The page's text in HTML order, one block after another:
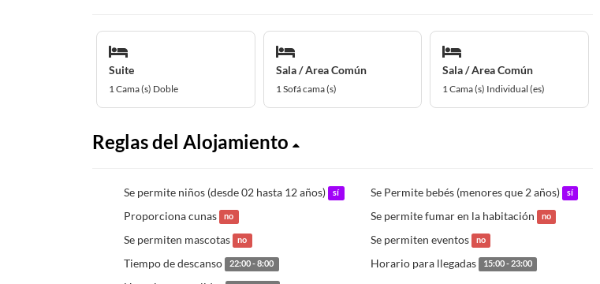
Suite
1 Cama (s) Doble
Sala / Area Común
1 Sofá cama (s)
Sala / Area Común
1 Cama (s) Individual (es)
Reglas del Alojamiento
Se permite niños (desde 02 hasta 12 años) sí Se Permite bebés (menores que 2 años) sí
Proporciona cunas no Se permite fumar en la habitación no
Se permiten mascotas no Se permiten eventos no
Tiempo de descanso 22:00 - 8:00 Horario para llegadas 15:00 - 23:00